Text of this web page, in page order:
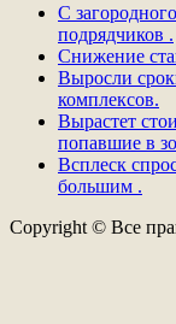
С
подрядчиков .
Снижение
Выросли
комплексов.
Вырастет
попавшие в
Всплеск
большим .
Copyright © Все